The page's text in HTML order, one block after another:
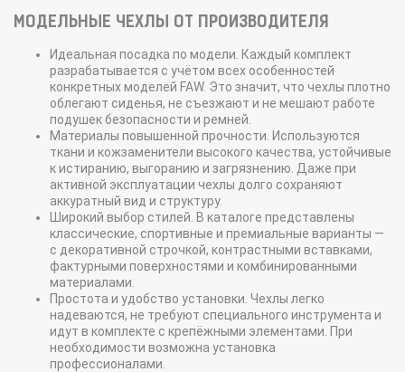
МОДЕЛЬНЫЕ ЧЕХЛЫ ОТ ПРОИЗВОДИТЕЛЯ
Идеальная посадка по модели. Каждый комплект
разрабатывается с учётом всех особенностей
конкретных моделей FAW. Это значит, что чехлы плотно
облегают сиденья, не съезжают и не мешают работе
подушек безопасности и ремней.
Материалы повышенной прочности. Используются
ткани и кожзаменители высокого качества, устойчивые
к истиранию, выгоранию и загрязнению. Даже при
активной эксплуатации чехлы долго сохраняют
аккуратный вид и структуру.
Широкий выбор стилей. В каталоге представлены
классические, спортивные и премиальные варианты —
с декоративной строчкой, контрастными вставками,
фактурными поверхностями и комбинированными
материалами.
Простота и удобство установки. Чехлы легко
надеваются, не требуют специального инструмента и
идут в комплекте с крепёжными элементами. При
необходимости возможна установка
профессионалами.